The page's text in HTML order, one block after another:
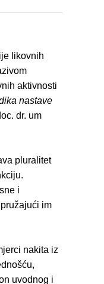
likovnih
aktivnosti
nastave
dr. um
pluralitet
i
im
nakita iz
uvodnog i